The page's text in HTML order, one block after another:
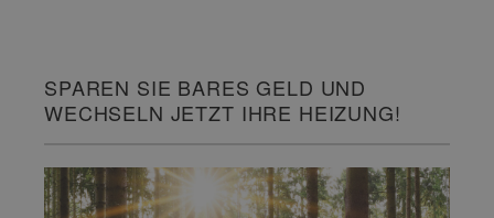
SPAREN SIE BARES GELD UND
WECHSELN JETZT IHRE HEIZUNG!